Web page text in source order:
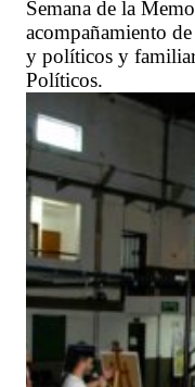
Semana de la
acompañamiento
y políticos y
Políticos.